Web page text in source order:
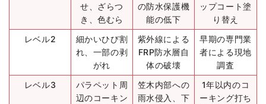
せ、ざらつ
き、色むら
の防水保護機
能の低下
ップコート塗
り替え
レベル2
細かいひび割
れ、一部の剥
がれ
紫外線による
FRP防水層自
体の破壊
早期の専門業
者による現地
調査
レベル3
パラペット周
辺のコーキン
笠木内部への
雨水侵入、下
1年以内のコ
ーキング打ち